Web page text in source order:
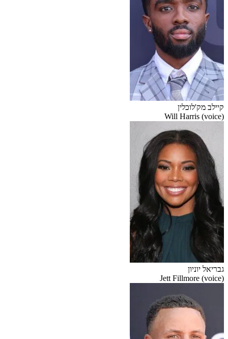
קיילב מק'לוכלין
Will Harris (voice)
גבריאל יוניון
Jett Fillmore (voice)